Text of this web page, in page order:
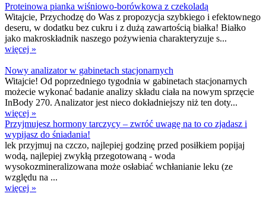
Proteinowa pianka wiśniowo-borówkowa z czekoladą
Witajcie, Przychodzę do Was z propozycja szybkiego i efektownego
deseru, w dodatku bez cukru i z dużą zawartością białka! Białko
jako makroskładnik naszego pożywienia charakteryzuje s...
więcej »
Nowy analizator w gabinetach stacjonarnych
Witajcie! Od poprzedniego tygodnia w gabinetach stacjonarnych
możecie wykonać badanie analizy składu ciała na nowym sprzęcie
InBody 270. Analizator jest nieco dokładniejszy niż ten doty...
więcej »
Przyjmujesz hormony tarczycy – zwróć uwagę na to co zjadasz i
wypijasz do śniadania!
lek przyjmuj na czczo, najlepiej godzinę przed posiłkiem popijaj
wodą, najlepiej zwykłą przegotowaną - woda
wysokozmineralizowana może osłabiać wchłanianie leku (ze
względu na ...
więcej »